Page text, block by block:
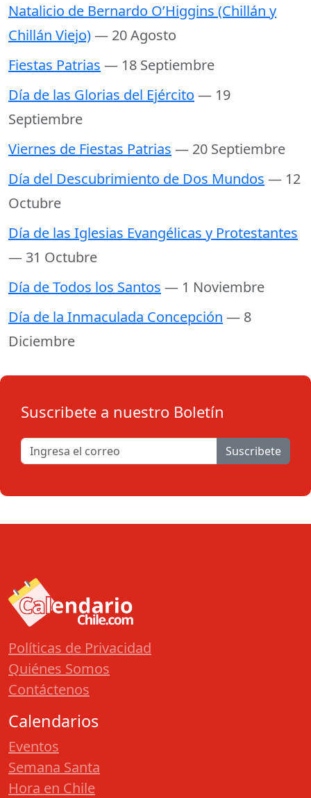
Natalicio de Bernardo O’Higgins (Chillán y
Chillán Viejo)— 20 Agosto
Fiestas Patrias — 18 Septiembre
Día de las Glorias del Ejército — 19
Septiembre
Viernes de Fiestas Patrias — 20 Septiembre
Día del Descubrimiento de Dos Mundos — 12
Octubre
Día de las Iglesias Evangélicas y Protestantes
— 31 Octubre
Día de Todos los Santos — 1 Noviembre
Día de la Inmaculada Concepción — 8
Diciembre
Suscribete a nuestro Boletín
Suscribete
Políticas de Privacidad
Quiénes Somos
Contáctenos
Calendarios
Eventos
Semana Santa
Hora en Chile